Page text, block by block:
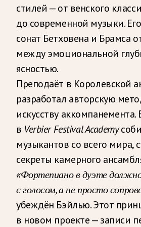
стилей — от венского
до современной музыки.
сонат Бетховена и Брамса
между эмоциональной
ясностью.
Преподаёт в Королевской
разработал авторскую
искусству аккомпанемента.
в Verbier Festival Academy
музыкантов со всего мира,
секреты камерного
«Фортепиано в дуэте
с голосом, а не просто
убеждён Бэйлью. Этот
в новом проекте — записи